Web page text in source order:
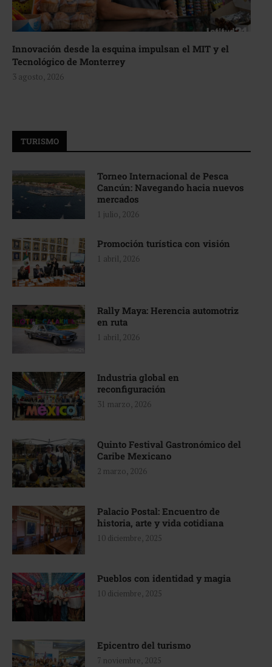
Innovación desde la esquina impulsan el MIT y el
Tecnológico de Monterrey
3 agosto, 2026
TURISMO
Torneo Internacional de Pesca
Cancún: Navegando hacia nuevos
mercados
1 julio, 2026
Promoción turística con visión
1 abril, 2026
Rally Maya: Herencia automotriz
en ruta
1 abril, 2026
Industria global en
reconfiguración
31 marzo, 2026
Quinto Festival Gastronómico del
Caribe Mexicano
2 marzo, 2026
Palacio Postal: Encuentro de
historia, arte y vida cotidiana
10 diciembre, 2025
Pueblos con identidad y magia
10 diciembre, 2025
Epicentro del turismo
7 noviembre, 2025